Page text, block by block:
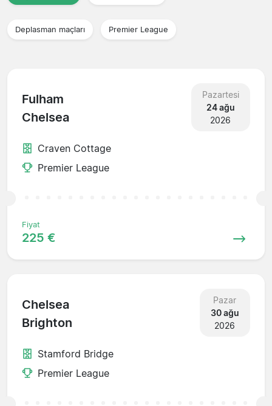
Deplasman maçları Premier League
Fulham
Chelsea
Pazartesi
24 ağu
2026
Craven Cottage
Premier League
Fiyat
225 €
Chelsea
Brighton
Pazar
30 ağu
2026
Stamford Bridge
Premier League